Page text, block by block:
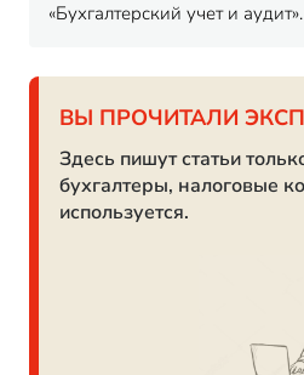
«Бухгалтерский учет и аудит».
ВЫ ПРОЧИТАЛИ
Здесь пишут статьи
бухгалтеры, налоговые
используется.